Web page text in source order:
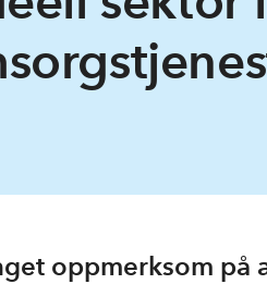
oppmerksom på